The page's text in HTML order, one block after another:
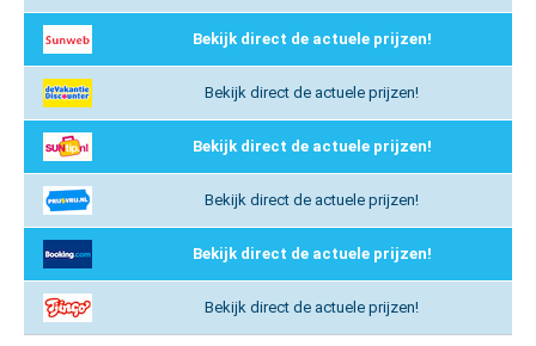
Bekijk direct de actuele prijzen!
Bekijk direct de actuele prijzen!
Bekijk direct de actuele prijzen!
Bekijk direct de actuele prijzen!
Bekijk direct de actuele prijzen!
Bekijk direct de actuele prijzen!